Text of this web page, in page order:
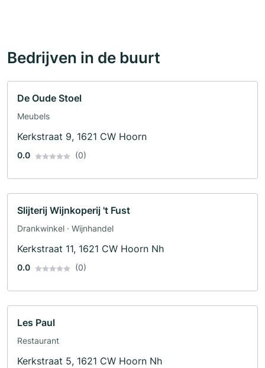
Bedrijven in de buurt
De Oude Stoel
Meubels
Kerkstraat 9, 1621 CW Hoorn
0.0 (0)
Slijterij Wijnkoperij 't Fust
Drankwinkel · Wijnhandel
Kerkstraat 11, 1621 CW Hoorn Nh
0.0 (0)
Les Paul
Restaurant
Kerkstraat 5, 1621 CW Hoorn Nh